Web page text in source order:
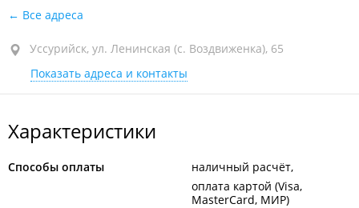
Все адреса
Уссурийск, ул. Ленинская (с. Воздвиженка), 65
Показать адреса и контакты
Характеристики
Способы оплаты
наличный расчёт
оплата картой (Visa,
MasterCard, МИР)